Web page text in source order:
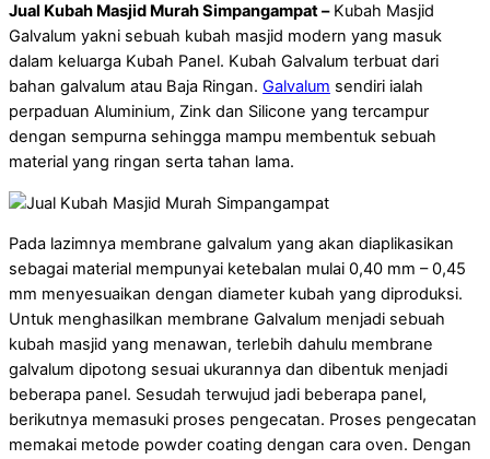
Jual Kubah Masjid Murah Simpangampat –Kubah Masjid
Galvalum yakni sebuah kubah masjid modern yang masuk
dalam keluarga Kubah Panel. Kubah Galvalum terbuat dari
bahan galvalum atau Baja Ringan. Galvalum sendiri ialah
perpaduan Aluminium, Zink dan Silicone yang tercampur
dengan sempurna sehingga mampu membentuk sebuah
material yang ringan serta tahan lama.
Pada lazimnya membrane galvalum yang akan diaplikasikan
sebagai material mempunyai ketebalan mulai 0,40 mm – 0,45
mm menyesuaikan dengan diameter kubah yang diproduksi.
Untuk menghasilkan membrane Galvalum menjadi sebuah
kubah masjid yang menawan, terlebih dahulu membrane
galvalum dipotong sesuai ukurannya dan dibentuk menjadi
beberapa panel. Sesudah terwujud jadi beberapa panel,
berikutnya memasuki proses pengecatan. Proses pengecatan
memakai metode powder coating dengan cara oven. Dengan